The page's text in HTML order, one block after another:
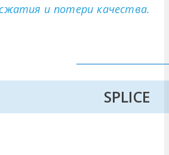
и потери качества.
SPLICE